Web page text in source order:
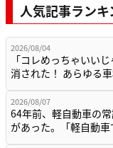
人気記事ラン
2026/08/04
「コレめっちゃいい
消された！ あらゆる
2026/08/07
64年前、軽自動車の
があった。「軽自動